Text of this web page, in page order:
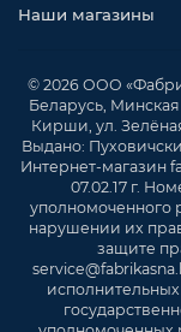
Наши магазины
© 2026 ООО
Беларусь,
Кирши, ул.
Выдано:
Интернет-магазин
07.02.17 г.
уполномоченного
нарушении их
защите